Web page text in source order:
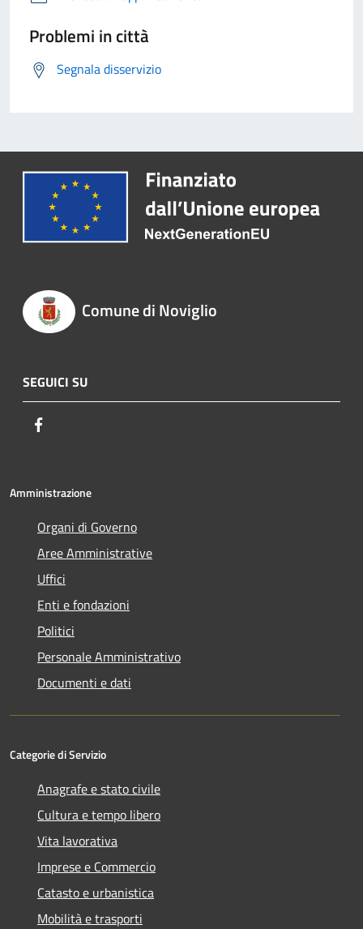
Problemi in città
Segnala disservizio
Comune di Noviglio
SEGUICI SU
Amministrazione
Organi di Governo
Aree Amministrative
Uffici
Enti e fondazioni
Politici
Personale Amministrativo
Documenti e dati
Categorie di Servizio
Anagrafe e stato civile
Cultura e tempo libero
Vita lavorativa
Imprese e Commercio
Catasto e urbanistica
Mobilità e trasporti